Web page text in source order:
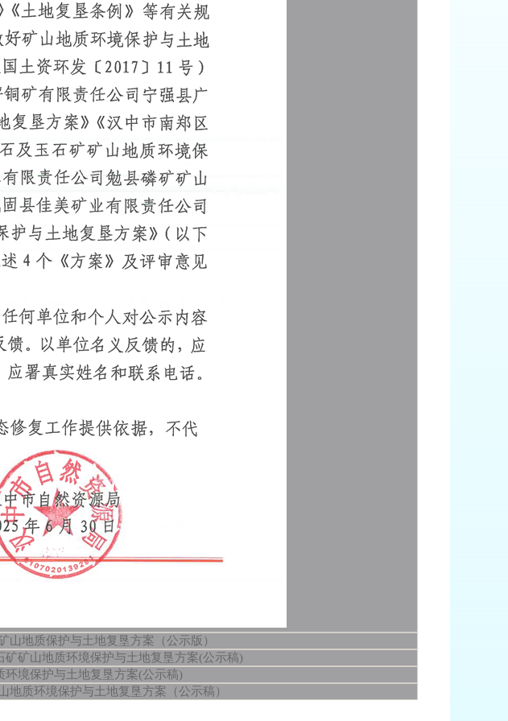
地质保护与土地复垦方案（公示版）
矿山地质环境保护与土地复垦方案(公示稿)
境保护与土地复垦方案(公示稿)
质环境保护与土地复垦方案（公示稿）